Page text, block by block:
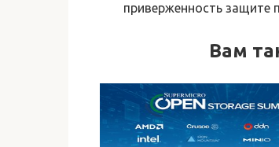
приверженность защите
Вам